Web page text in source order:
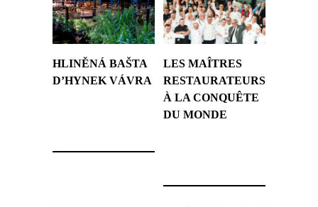
HLINĚNÁ BAŠTA
D’HYNEK VÁVRA
LES MAÎTRES
RESTAURATEURS
À LA CONQUÊTE
DU MONDE